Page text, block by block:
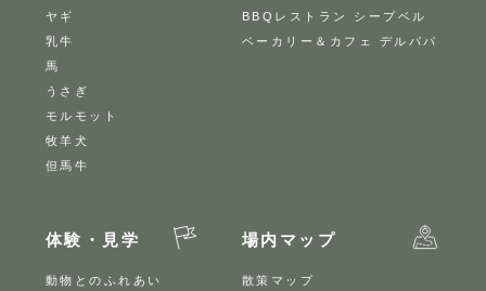
ヤギ
乳牛
馬
うさぎ
モルモット
牧羊犬
但馬牛
BBQレストラン シープベル
ベーカリー＆カフェ デルパパ
体験・見学
動物とのふれあい
場内マップ
散策マップ